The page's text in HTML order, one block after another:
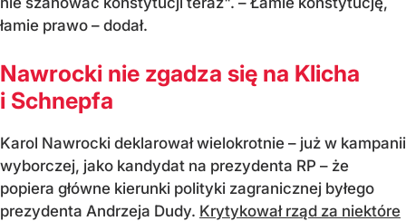
łamie prawo – dodał.
Nawrocki nie zgadza się na Klicha
i Schnepfa
Karol Nawrocki deklarował wielokrotnie – już w kampanii
wyborczej, jako kandydat na prezydenta RP – że
popiera główne kierunki polityki zagranicznej byłego
prezydenta Andrzeja Dudy. Krytykował rząd za niektóre